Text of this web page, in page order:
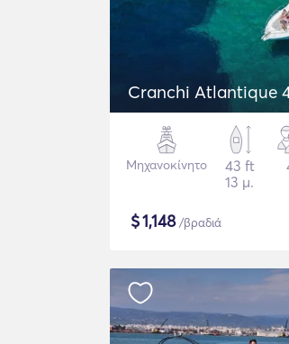
Cranchi Atlantique
Μηχανοκίνητο
43 ft
13 μ.
$1,148/βραδιά